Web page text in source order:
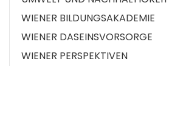
WIENER BILDUNGSAKADEMIE
WIENER DASEINSVORSORGE
WIENER PERSPEKTIVEN